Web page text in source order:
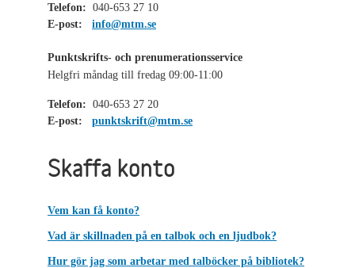
Telefon: 040-653 27 10
E-post:
info@mtm.se
Punktskrifts- och prenumerationsservice
Helgfri måndag till fredag 09:00-11:00
Telefon: 040-653 27 20
E-post:
punktskrift@mtm.se
Skaffa konto
Vem kan få konto?
Vad är skillnaden på en talbok och en ljudbok?
Hur gör jag som arbetar med talböcker på bibliotek?